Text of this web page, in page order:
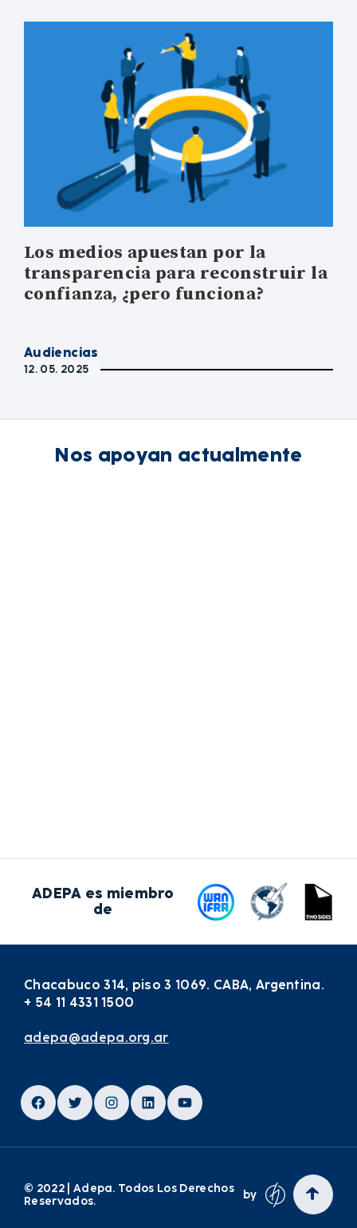
Los medios apuestan por la
transparencia para reconstruir la
confianza, ¿pero funciona?
Audiencias
12. 05. 2025
Nos apoyan actualmente
ADEPA es miembro
de
Chacabuco 314, piso 3 1069. CABA, Argentina.
+ 54 11 4331 1500
adepa@adepa.org.ar
Facebook
TwitterInstagram
LinkedInYouTube
© 2022 | Adepa. Todos Los Derechos
Reservados.
by